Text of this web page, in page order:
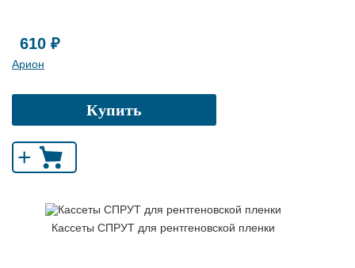
610 ₽
Арион
Купить
+
Кассеты СПРУТ для рентгеновской пленки